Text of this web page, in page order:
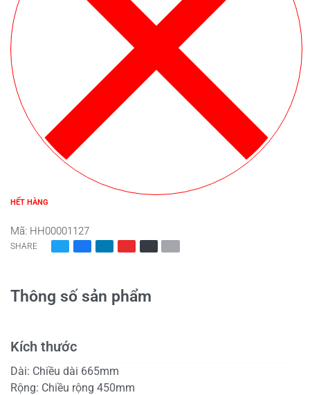
HẾT HÀNG
Mã: HH00001127
SHARE
Thông số sản phẩm
Kích thước
Dài: Chiều dài 665mm
Rộng: Chiều rộng 450mm